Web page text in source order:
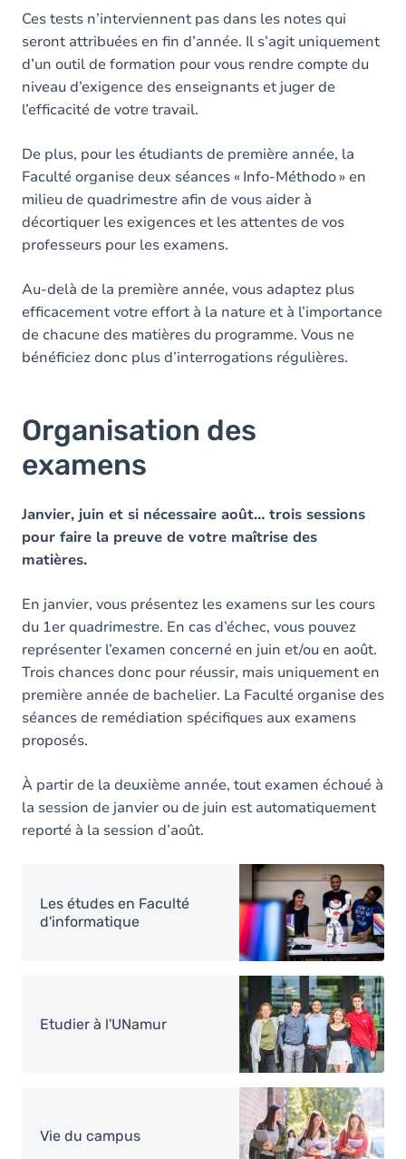
Ces tests n’interviennent pas dans les notes qui
seront attribuées en fin d’année. Il s’agit uniquement
d’un outil de formation pour vous rendre compte du
niveau d’exigence des enseignants et juger de
l’efficacité de votre travail.
De plus, pour les étudiants de première année, la
Faculté organise deux séances « Info-Méthodo » en
milieu de quadrimestre afin de vous aider à
décortiquer les exigences et les attentes de vos
professeurs pour les examens.
Au-delà de la première année, vous adaptez plus
efficacement votre effort à la nature et à l’importance
de chacune des matières du programme. Vous ne
bénéficiez donc plus d’interrogations régulières.
Organisation des
examens
Janvier, juin et si nécessaire août… trois sessions
pour faire la preuve de votre maîtrise des
matières.
En janvier, vous présentez les examens sur les cours
du 1er quadrimestre. En cas d’échec, vous pouvez
représenter l’examen concerné en juin et/ou en août.
Trois chances donc pour réussir, mais uniquement en
première année de bachelier. La Faculté organise des
séances de remédiation spécifiques aux examens
proposés.
À partir de la deuxième année, tout examen échoué à
la session de janvier ou de juin est automatiquement
reporté à la session d’août.
Image
Les études en Faculté
d'informatique
Image
Etudier à l'UNamur
Image
Vie du campus